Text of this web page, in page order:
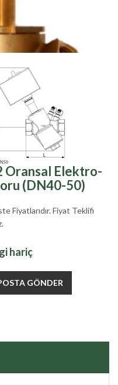
Oransal Elektro-
(DN40-50)
Fiyatlarıdır. Fiyat Teklifi
hariç